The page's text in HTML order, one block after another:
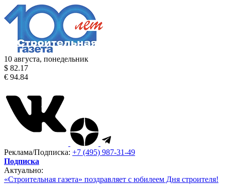
10 августа, понедельник
$ 82.17
€ 94.84
Реклама/Подписка: +7 (495) 987-31-49
Подписка
Актуально:
«Строительная газета» поздравляет с юбилеем Дня строителя!